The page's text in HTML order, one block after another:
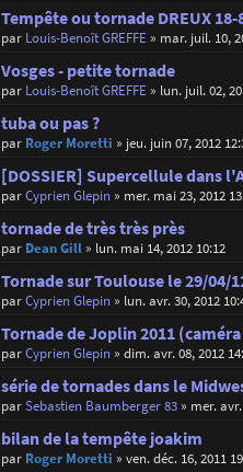
Tempête ou tornade DREUX 18-
par Louis-Benoît GREFFE» mar. juil. 10,
Vosges - petite tornade
par Louis-Benoît GREFFE» lun. juil. 02,
tuba ou pas ?
par Roger Moretti » jeu. juin 07, 2012
[DOSSIER] Supercellule dans
parCyprien Glepin» mer. mai 23, 2012
tornade de très très près
par Dean Gill» lun. mai 14, 2012 10:12
Tornade sur Toulouse le 29/04/
parCyprien Glepin» lun. avr. 30, 2012
Tornade de Joplin 2011
parCyprien Glepin» dim. avr. 08, 2012
série de tornades dans le
parSebastien Baumberger 83» mer.
bilan de la tempête joakim
par Roger Moretti » ven. déc. 16, 2011